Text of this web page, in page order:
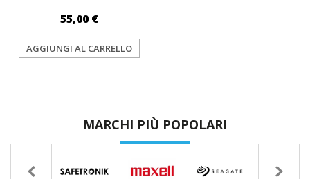
55,00 €
AGGIUNGI AL CARRELLO
MARCHI PIÙ POPOLARI